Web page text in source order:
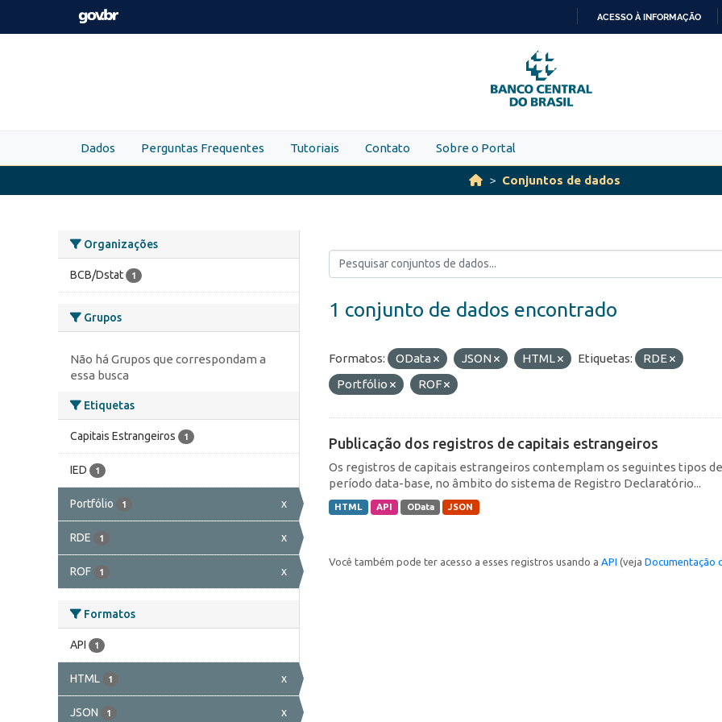
Skip to main content
PARA
O
CONTEÚDO
ACESSO À INFORMAÇÃO
Dados Perguntas Frequentes Tutoriais Contato Sobre o Portal
Conjuntos de dados
Organizações
BCB/Dstat 1
Grupos
Não há Grupos que correspondam a
essa busca
Etiquetas
Capitais Estrangeiros 1
IED 1
Portfólio 1 x
RDE 1 x
ROF 1 x
Formatos
API 1
HTML 1 x
JSON 1 x
1 conjunto de dados encontrado
Formatos: OData JSON HTML Etiquetas:
RDE
Portfólio
ROF
Publicação dos registros de capitais estrangeiros
Os registros de capitais estrangeiros contemplam os seguintes tipos
período data-base, no âmbito do sistema de Registro Declaratório...
HTML API OData JSON
Você também pode ter acesso a esses registros usando a API (veja Documentação